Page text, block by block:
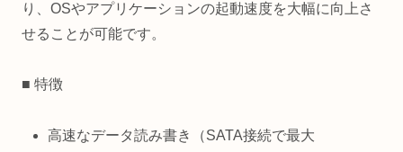
り、OSやアプリケーションの起動速度を大幅に向上さ
せることが可能です。
■ 特徴
高速なデータ読み書き（SATA接続で最大